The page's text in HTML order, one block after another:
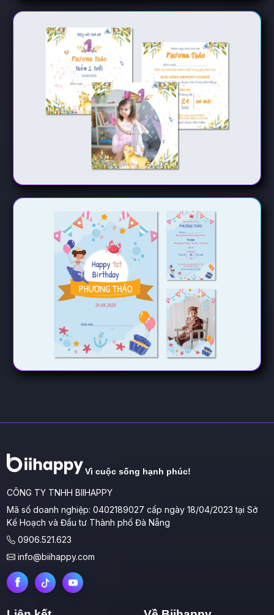
Vì cuộc sống hạnh phúc!
CÔNG TY TNHH BIIHAPPY
Mã số doanh nghiệp: 0402189027 cấp ngày 18/04/2023 tại Sở
Kế Hoạch và Đầu tư Thành phố Đà Nẵng
0906.521.623
info@biihappy.com